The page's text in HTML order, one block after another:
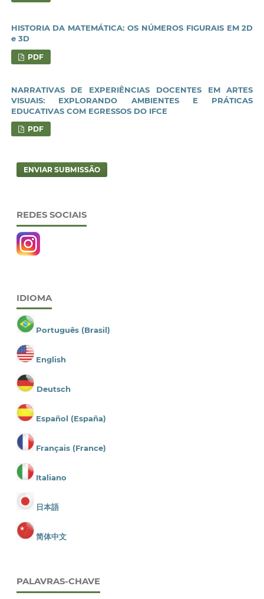
HISTORIA DA MATEMÁTICA: OS NÚMEROS FIGURAIS EM 2D
e 3D
PDF
NARRATIVAS DE EXPERIÊNCIAS DOCENTES EM ARTES
VISUAIS: EXPLORANDO AMBIENTES E PRÁTICAS
EDUCATIVAS COM EGRESSOS DO IFCE
PDF
ENVIAR SUBMISSÃO
REDES SOCIAIS
IDIOMA
Português (Brasil)
English
Deutsch
Español (España)
Français (France)
Italiano
日本語
简体中文
PALAVRAS-CHAVE